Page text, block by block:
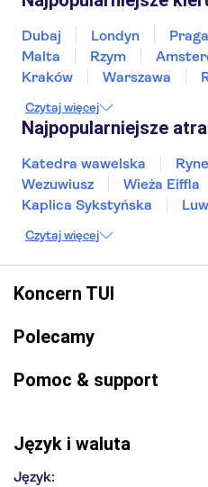
Dubaj Londyn Praga
Malta
Rzym
Kraków
Warszawa
Poznań
Sopot
Czytaj więcej
Najpopularniejsze
Katedra wawelska
Wezuwiusz
Wieża Eiffla
Kaplica Sykstyńska
Akropol
Wawel
Park Güell
Caminito del Rey
Energylandia
Czytaj więcej
Koncern TUI
Polecamy
Pomoc & support
Język i waluta
Język: